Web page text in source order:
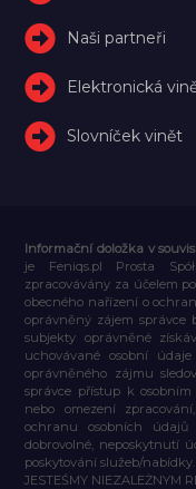
Naši partneři
Elektronická
Slovníček vinět
Informační doložka v
je Feniqs.pl Prosta
zpracovávány za účelem
obecného nařízení o
oprávněný zájem správce
subjekty oprávněné
uchovávané osobní
oprávněného zájmu
správce přístup k
nebo omezení
ochranu osobních
dobrovolné, neposkytnutí
poskytování služeb/nabídky.
JESTEŚMY NIEZALEŻNYM